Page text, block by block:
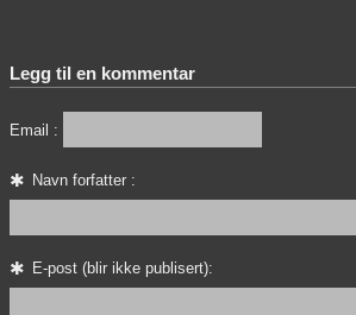
Legg til en kommentar
Email :
Navn forfatter :
E-post (blir ikke publisert):